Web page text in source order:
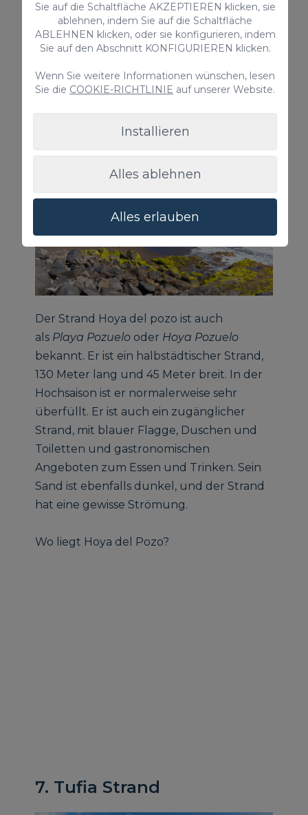
6. Strand Hoya del pozo
Der Strand Hoya del pozo ist auch
als Playa Pozuelo oder Hoya Pozuelo
bekannt. Er ist ein halbstädtischer Strand,
130 Meter lang und 45 Meter breit. In der
Hochsaison ist er normalerweise sehr
überfüllt. Er ist auch ein zugänglicher
Strand, mit blauer Flagge, Duschen und
Toiletten und gastronomischen
Angeboten zum Essen und Trinken. Sein
Sand ist ebenfalls dunkel, und der Strand
hat eine gewisse Strömung.
Wo liegt Hoya del Pozo?
7. Tufia Strand
Sie auf die Schaltfläche AKZEPTIEREN klicken, sie
ablehnen, indem Sie auf die Schaltfläche
ABLEHNEN klicken, oder sie konfigurieren, indem
Sie auf den Abschnitt KONFIGURIEREN klicken.
Wenn Sie weitere Informationen wünschen, lesen
Sie die COOKIE-RICHTLINIE auf unserer Website.
Installieren
Alles ablehnen
Alles erlauben